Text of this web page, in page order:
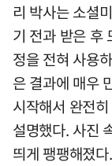
리 박사는 소셜
기 전과 받은 후
정을 전혀 사용
은 결과에 매우
시작해서 완전
설명했다. 사진
띄게 팽팽해졌다.